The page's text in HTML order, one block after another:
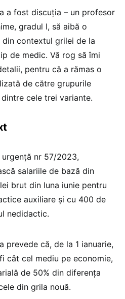
a fost discuția – un profesor
gradul I, să aibă o
contextul grilei de la
de medic. Vă rog să îmi
pentru că a rămas o
de către grupurile
cele trei variante.
nr 57/2023,
salariile de bază din
brut din luna iunie pentru
auxiliare și cu 400 de
nedidactic.
prevede că, de la 1 ianuarie,
cât cel mediu pe economie,
de 50% din diferența
din grila nouă.